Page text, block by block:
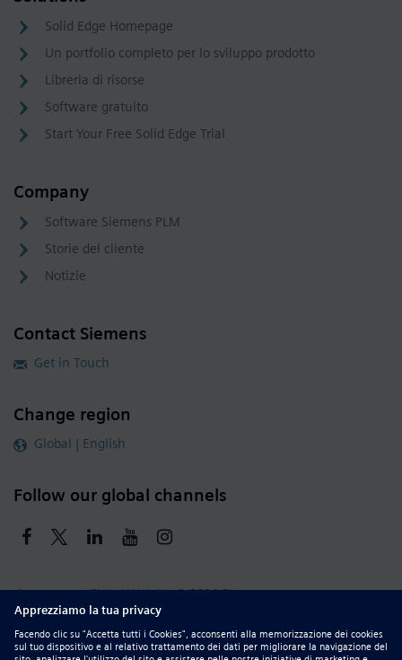
Solid Edge Homepage
Un portfolio completo per lo sviluppo prodotto
Libreria di risorse
Software gratuito
Start Your Free Solid Edge Trial
Company
Software Siemens PLM
Storie del cliente
Notizie
Contact Siemens
Get in Touch
Change region
Global | English
Follow our global channels
siemens.com Global Website © 2026 Siemens
Whistleblowing
Corporate Information